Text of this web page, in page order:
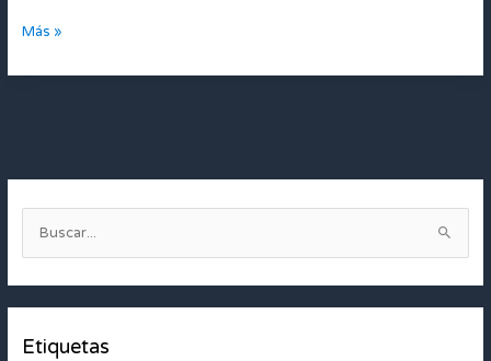
de
Más »
u
s
aEtiquetas